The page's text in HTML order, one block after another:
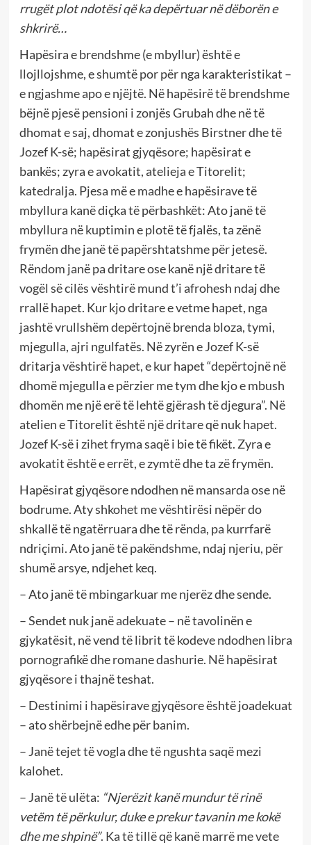
rrugët plot ndotësi që ka depërtuar në dëborën e
shkrirë…
Hapësira e brendshme (e mbyllur) është e
llojllojshme, e shumtë por për nga karakteristikat –
e ngjashme apo e njëjtë. Në hapësirë të brendshme
bëjnë pjesë pensioni i zonjës Grubah dhe në të
dhomat e saj, dhomat e zonjushës Birstner dhe të
Jozef K-së; hapësirat gjyqësore; hapësirat e
bankës; zyra e avokatit, atelieja e Titorelit;
katedralja. Pjesa më e madhe e hapësirave të
mbyllura kanë diçka të përbashkët: Ato janë të
mbyllura në kuptimin e plotë të fjalës, ta zënë
frymën dhe janë të papërshtatshme për jetesë.
Rëndom janë pa dritare ose kanë një dritare të
vogël së cilës vështirë mund t’i afrohesh ndaj dhe
rrallë hapet. Kur kjo dritare e vetme hapet, nga
jashtë vrullshëm depërtojnë brenda bloza, tymi,
mjegulla, ajri ngulfatës. Në zyrën e Jozef K-së
dritarja vështirë hapet, e kur hapet “depërtojnë në
dhomë mjegulla e përzier me tym dhe kjo e mbush
dhomën me një erë të lehtë gjërash të djegura”. Në
atelien e Titorelit është një dritare që nuk hapet.
Jozef K-së i zihet fryma saqë i bie të fikët. Zyra e
avokatit është e errët, e zymtë dhe ta zë frymën.
Hapësirat gjyqësore ndodhen në mansarda ose në
bodrume. Aty shkohet me vështirësi nëpër do
shkallë të ngatërruara dhe të rënda, pa kurrfarë
ndriçimi. Ato janë të pakëndshme, ndaj njeriu, për
shumë arsye, ndjehet keq.
– Ato janë të mbingarkuar me njerëz dhe sende.
– Sendet nuk janë adekuate – në tavolinën e
gjykatësit, në vend të librit të kodeve ndodhen libra
pornografikë dhe romane dashurie. Në hapësirat
gjyqësore i thajnë teshat.
– Destinimi i hapësirave gjyqësore është joadekuat
– ato shërbejnë edhe për banim.
– Janë tejet të vogla dhe të ngushta saqë mezi
kalohet.
– Janë të ulëta: “Njerëzit kanë mundur të rinë
vetëm të përkulur, duke e prekur tavanin me kokë
dhe me shpinë”. Ka të tillë që kanë marrë me vete